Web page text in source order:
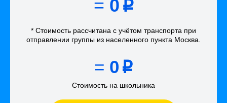
= 0 p
* Стоимость рассчитана с учётом транспорта при
отправлении группы из населенного пункта Москва
= 0 p
Стоимость на школьника